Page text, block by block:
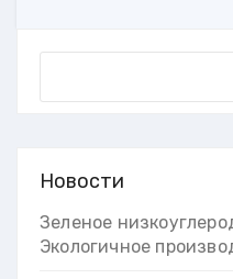
Новости
Зеленое
Экологичное